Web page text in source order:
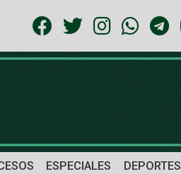
ESPECIALES DEPORTES